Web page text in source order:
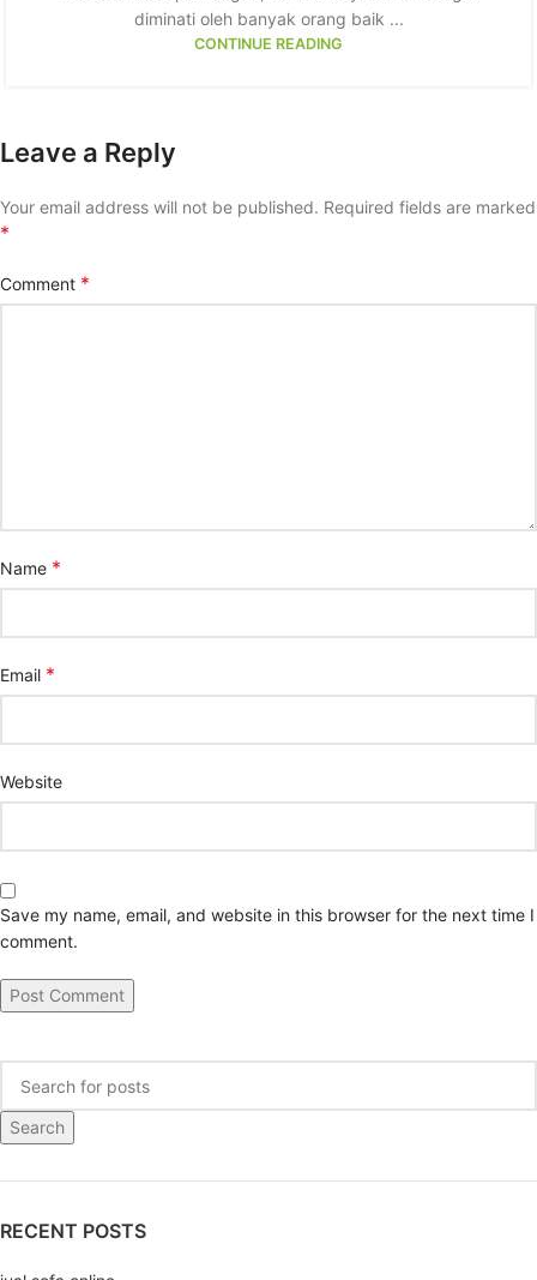
diminati oleh banyak orang baik ...
CONTINUE READING
Leave a Reply
Your email address will not be published. Required fields are marked
*
Comment *
Name *
Email *
Website
Save my name, email, and website in this browser for the next time I
comment.
Search
RECENT POSTS